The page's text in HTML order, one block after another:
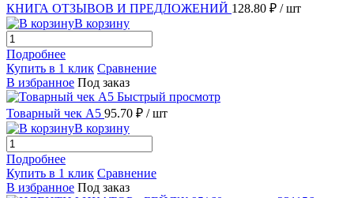
КНИГА ОТЗЫВОВ И ПРЕДЛОЖЕНИЙ 128.80 ₽ / шт
В корзину
Подробнее
Купить в 1 клик Сравнение
В избранное Под заказ
Быстрый просмотр
Товарный чек А5 95.70 ₽ / шт
В корзину
Подробнее
Купить в 1 клик Сравнение
В избранное Под заказ